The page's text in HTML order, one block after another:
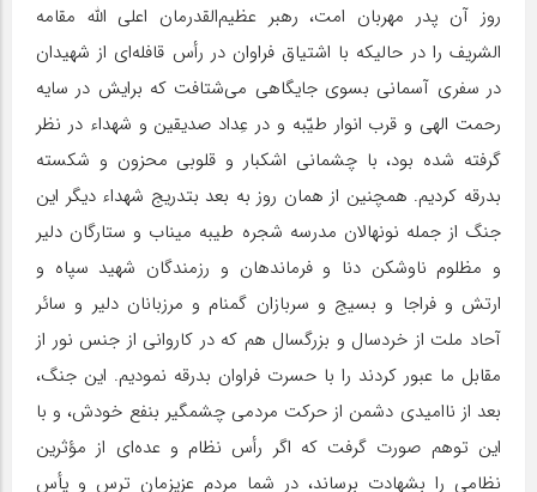
روز آن پدر مهربان امت، رهبر عظیم‌القدرمان اعلی الله مقامه
‌الشریف را در حالیکه با اشتیاق فراوان در رأس قافله‌ای از شهیدان
در سفری آسمانی بسوی جایگاهی می‌شتافت که برایش در سایه
رحمت الهی و قرب انوار طیّبه و در عِداد‌ صدیقین و شهداء در نظر
گرفته شده بود، با چشمانی اشکبار و قلوبی محزون و شکسته
بدرقه کردیم. همچنین از همان روز به بعد بتدریج شهداء دیگر این
جنگ از جمله نونهالان مدرسه شجره طیبه میناب و ستارگان دلیر
و مظلوم ناوشکن دنا و فرماندهان و رزمندگان شهید سپاه و
ارتش و فراجا و بسیج و سربازان گمنام و مرزبانان دلیر و سائر
آحاد ملت از خردسال و بزرگسال هم که در کاروانی از جنس نور از
مقابل ما عبور کردند را با حسرت فراوان بدرقه نمودیم. این جنگ،
بعد از ناامیدی دشمن از حرکت مردمی چشمگیر بنفع خودش، و با
این توهم صورت گرفت که اگر رأس نظام و عده‌ای از مؤثرین
نظامی را بشهادت برساند، در شما مردم عزیزمان ترس و یأس